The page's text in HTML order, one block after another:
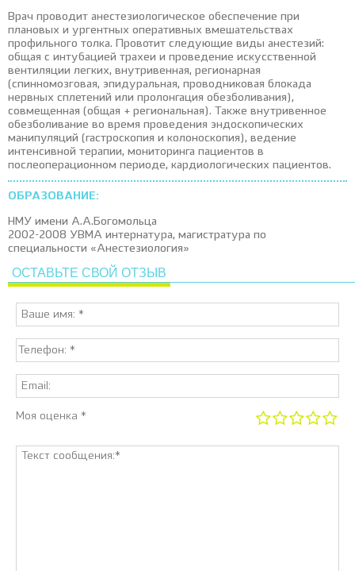
Врач проводит анестезиологическое обеспечение при
плановых и ургентных оперативных вмешательствах
профильного толка. Провотит следующие виды анестезий:
общая с интубацией трахеи и проведение искусственной
вентиляции легких, внутривенная, регионарная
(спинномозговая, эпидуральная, проводниковая блокада
нервных сплетений или пролонгация обезболивания),
совмещенная (общая + региональная). Также внутривенное
обезболивание во время проведения эндоскопических
манипуляций (гастроскопия и колоноскопия), ведение
интенсивной терапии, мониторинга пациентов в
послеоперационном периоде, кардиологических пациентов.
ОБРАЗОВАНИЕ:
НМУ имени А.А.Богомольца
2002-2008 УВМА интернатура, магистратура по
специальности «Анестезиология»
ОСТАВЬТЕ СВОЙ ОТЗЫВ
Моя оценка *